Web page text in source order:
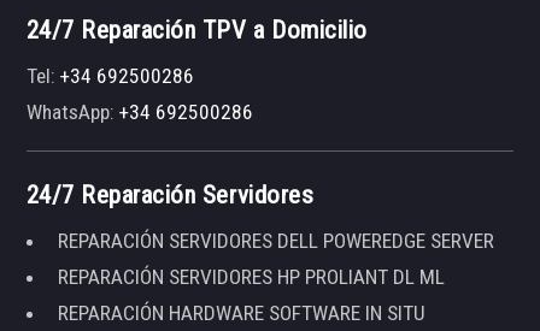
24/7 Reparación TPV a Domicilio
Tel:+34 692500286
WhatsApp:+34 692500286
24/7 Reparación Servidores
REPARACIÓN SERVIDORES DELL POWEREDGE SERVER
REPARACIÓN SERVIDORES HP PROLIANT DL ML
REPARACIÓN HARDWARE SOFTWARE IN SITU